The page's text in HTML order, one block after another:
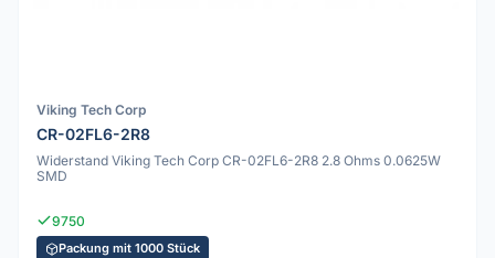
Viking Tech Corp
CR-02FL6-2R8
Widerstand Viking Tech Corp CR-02FL6-2R8 2.8 Ohms 0.0625W
SMD
9750
Packung mit 1000 Stück